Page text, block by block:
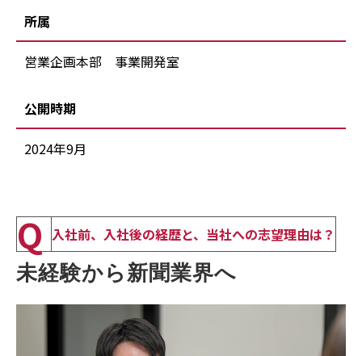
所属
営業企画本部 事業開発室
公開時期
2024年9月
Q 入社前、入社後の経歴と、当社への志望理由は？
未経験から新聞業界へ